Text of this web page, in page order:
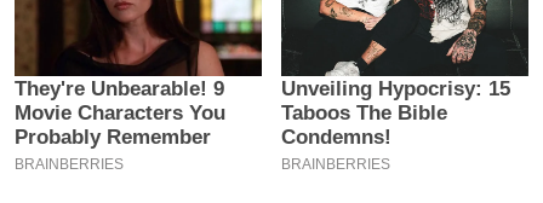
म
-
पे
प
र